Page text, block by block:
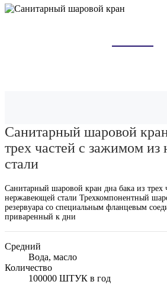
Санитарный шаровой
трех частей с зажимом
стали
Санитарный шаровой кран дна бака из трех
нержавеющей стали Трехкомпонентный
резервуара со специальным фланцевым
приваренный к дни
Средний
Вода, масло
Количество
100000 ШТУК в год